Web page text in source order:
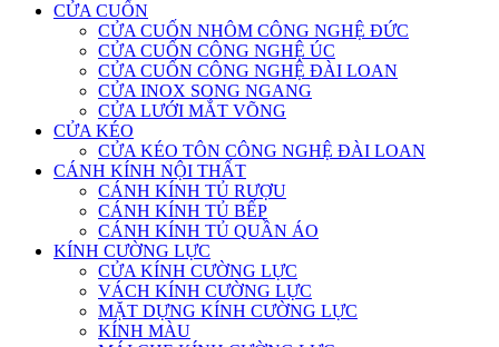
CỬA CUỐN
CỬA CUỐN NHÔM CÔNG NGHỆ ĐỨC
CỬA CUỐN CÔNG NGHỆ ÚC
CỬA CUỐN CÔNG NGHỆ ĐÀI LOAN
CỬA INOX SONG NGANG
CỬA LƯỚI MẮT VÕNG
CỬA KÉO
CỬA KÉO TÔN CÔNG NGHỆ ĐÀI LOAN
CÁNH KÍNH NỘI THẤT
CÁNH KÍNH TỦ RƯỢU
CÁNH KÍNH TỦ BẾP
CÁNH KÍNH TỦ QUẦN ÁO
KÍNH CƯỜNG LỰC
CỬA KÍNH CƯỜNG LỰC
VÁCH KÍNH CƯỜNG LỰC
MẶT DỰNG KÍNH CƯỜNG LỰC
KÍNH MÀU